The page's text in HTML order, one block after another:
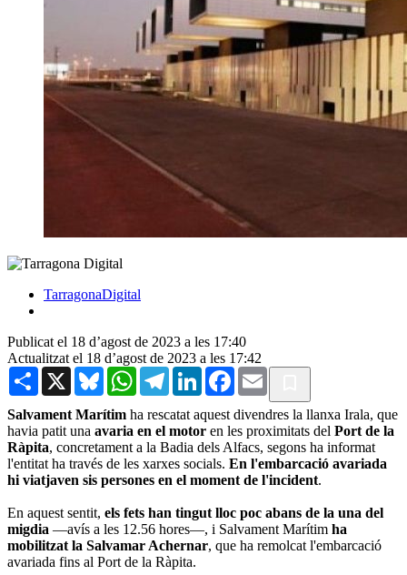
TarragonaDigital
Publicat el 18 d’agost de 2023 a les 17:40
Actualitzat el 18 d’agost de 2023 a les 17:42
Share X BlueskyWhatsAppTelegramLinkedInFacebook
Email
Salvament Marítim ha rescatat aquest divendres la llanxa Irala, que
havia patit una avaria en el motor en les proximitats del Port de la
Ràpita, concretament a la Badia dels Alfacs, segons ha informat
l'entitat ha través de les xarxes socials. En l'embarcació avariada
hi viatjaven sis persones en el moment de l'incident.
En aquest sentit, els fets han tingut lloc poc abans de la una del
migdia —avís a les 12.56 hores—, i Salvament Marítim ha
mobilitzat la Salvamar Achernar, que ha remolcat l'embarcació
avariada fins al Port de la Ràpita.